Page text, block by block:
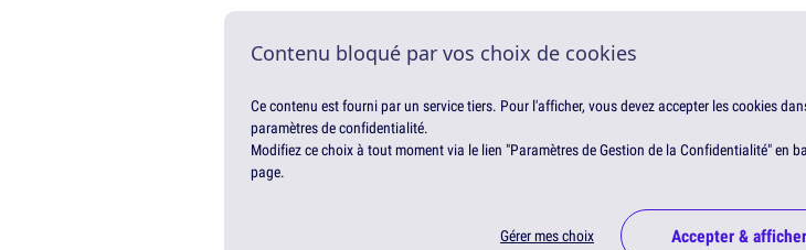
Contenu bloqué par vos choix de cookies
Ce contenu est fourni par un service tiers. Pour l'afficher, vous devez accepter les cookies
paramètres de confidentialité.
Modifiez ce choix à tout moment via le lien "Paramètres de Gestion de la Confidentialité" en
page.
Gérer mes choix Accepter & afficher